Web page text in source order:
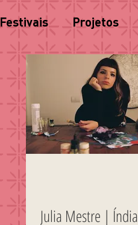
Festivais Projetos
Julia Mestre | Índia